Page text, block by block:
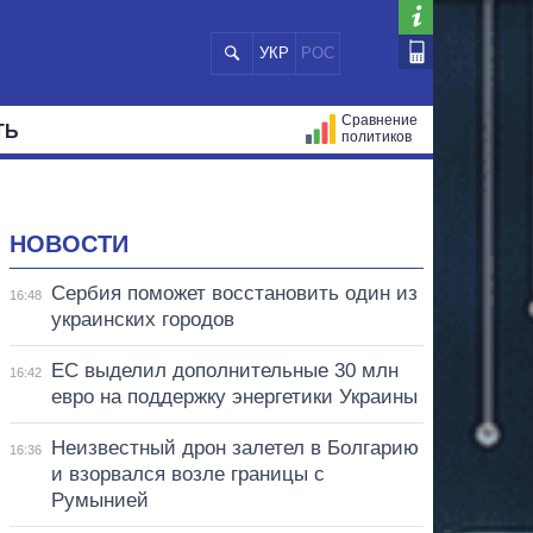
УКР РОС
Сравнение
политиков
НОВОСТИ
16:48
Сербия поможет восстановить один из
украинских городов
16:42
ЕС выделил дополнительные 30 млн
евро на поддержку энергетики Украины
16:36
Неизвестный дрон залетел в Болгарию
и взорвался возле границы с
Румынией